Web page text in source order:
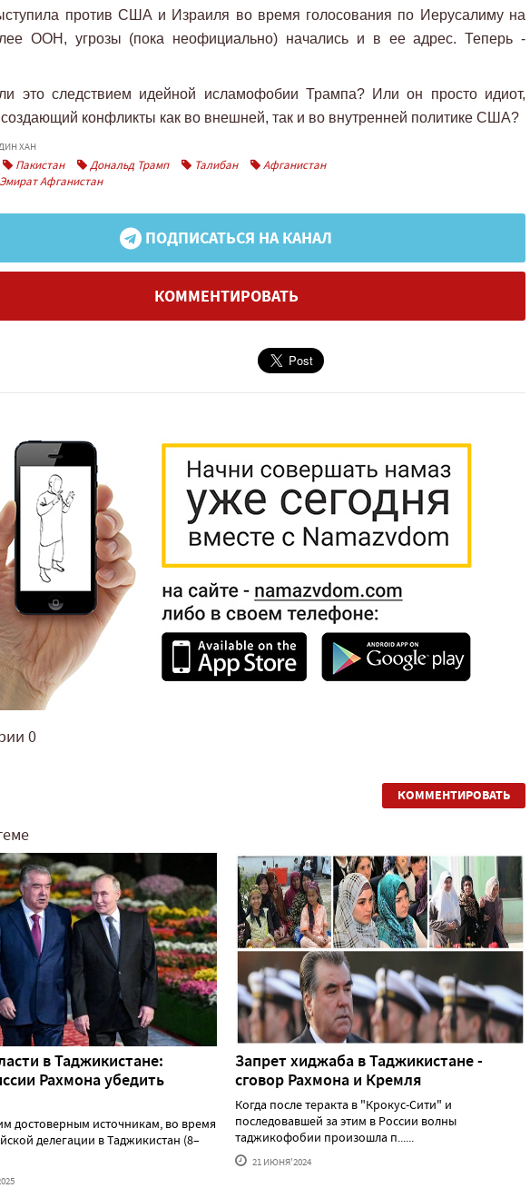
против США и Израиля во время голосования по Иерусалиму на
ООН, угрозы (пока неофициально) начались и в ее адрес. Теперь -
это следствием идейной исламофобии Трампа? Или он просто идиот,
создающий конфликты как во внешней, так и во внутренней политике США?
ХАН
Пакистан Дональд Трамп Талибан
Афганистан
Афганистан
ПОДПИСАТЬСЯ НА КАНАЛ
КОММЕНТИРОВАТЬ
0
КОММЕНТИРОВАТЬ
в Таджикистане:
Рахмона убедить
достоверным источникам, во время
делегации в Таджикистан (8–
Запрет хиджаба в Таджикистане -
сговор Рахмона и Кремля
Когда после теракта в "Крокус-Сити" и
последовавшей за этим в России волны
таджикофобии произошла п......
21 ИЮНЯ'2024